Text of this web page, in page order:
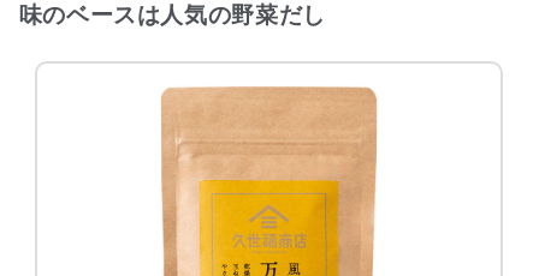
味のベースは人気の野菜だし